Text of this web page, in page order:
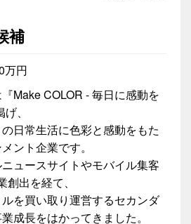
補
万円
Make COLOR - 毎日に感動を
、
日常生活に色彩と感動をもた
ント企業です。
ュースサイトやモバイル集客
出を経て、
を買い取り運営するセカンダ
成長をはかってきました。